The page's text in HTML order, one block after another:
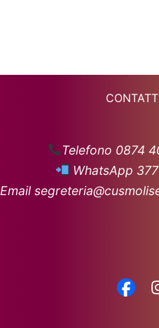
Telefono 0874
WhatsApp
Email